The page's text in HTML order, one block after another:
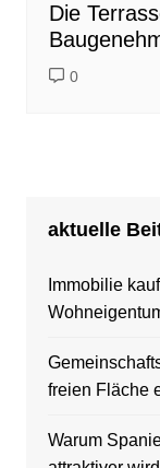
Die
0
aktuelle
Immobilie
freien Fläche
Warum